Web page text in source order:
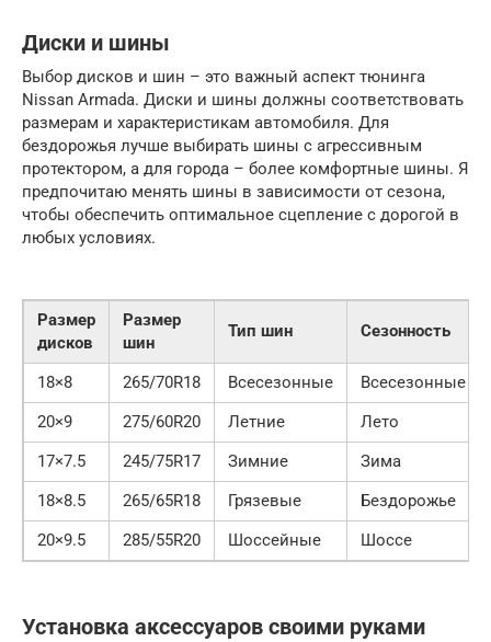
Диски и шины
Выбор дисков и шин – это важный аспект тюнинга
Nissan Armada. Диски и шины должны соответствовать
размерам и характеристикам автомобиля. Для
бездорожья лучше выбирать шины с агрессивным
протектором, а для города – более комфортные шины. Я
предпочитаю менять шины в зависимости от сезона,
чтобы обеспечить оптимальное сцепление с дорогой в
любых условиях.
Размер
дисков
Размер
шин
Тип шин Сезонность
18×8 265/70R18 Всесезонные
Всесезонные
20×9
275/60R20 Летние
Лето
17×7.5
245/75R17 Зимние
Зима
18×8.5
265/65R18 Грязевые
Бездорожье
20×9.5
285/55R20 Шоссейные Шоссе
Установка аксессуаров своими руками